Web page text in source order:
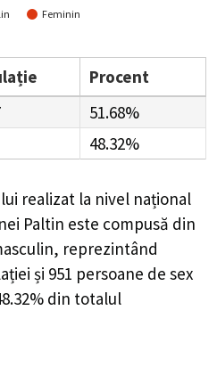
Feminin
Procent
51.68%
48.32%
realizat la nivel național
Paltin este compusă din
reprezintând
și 951 persoane de sex
din totalul